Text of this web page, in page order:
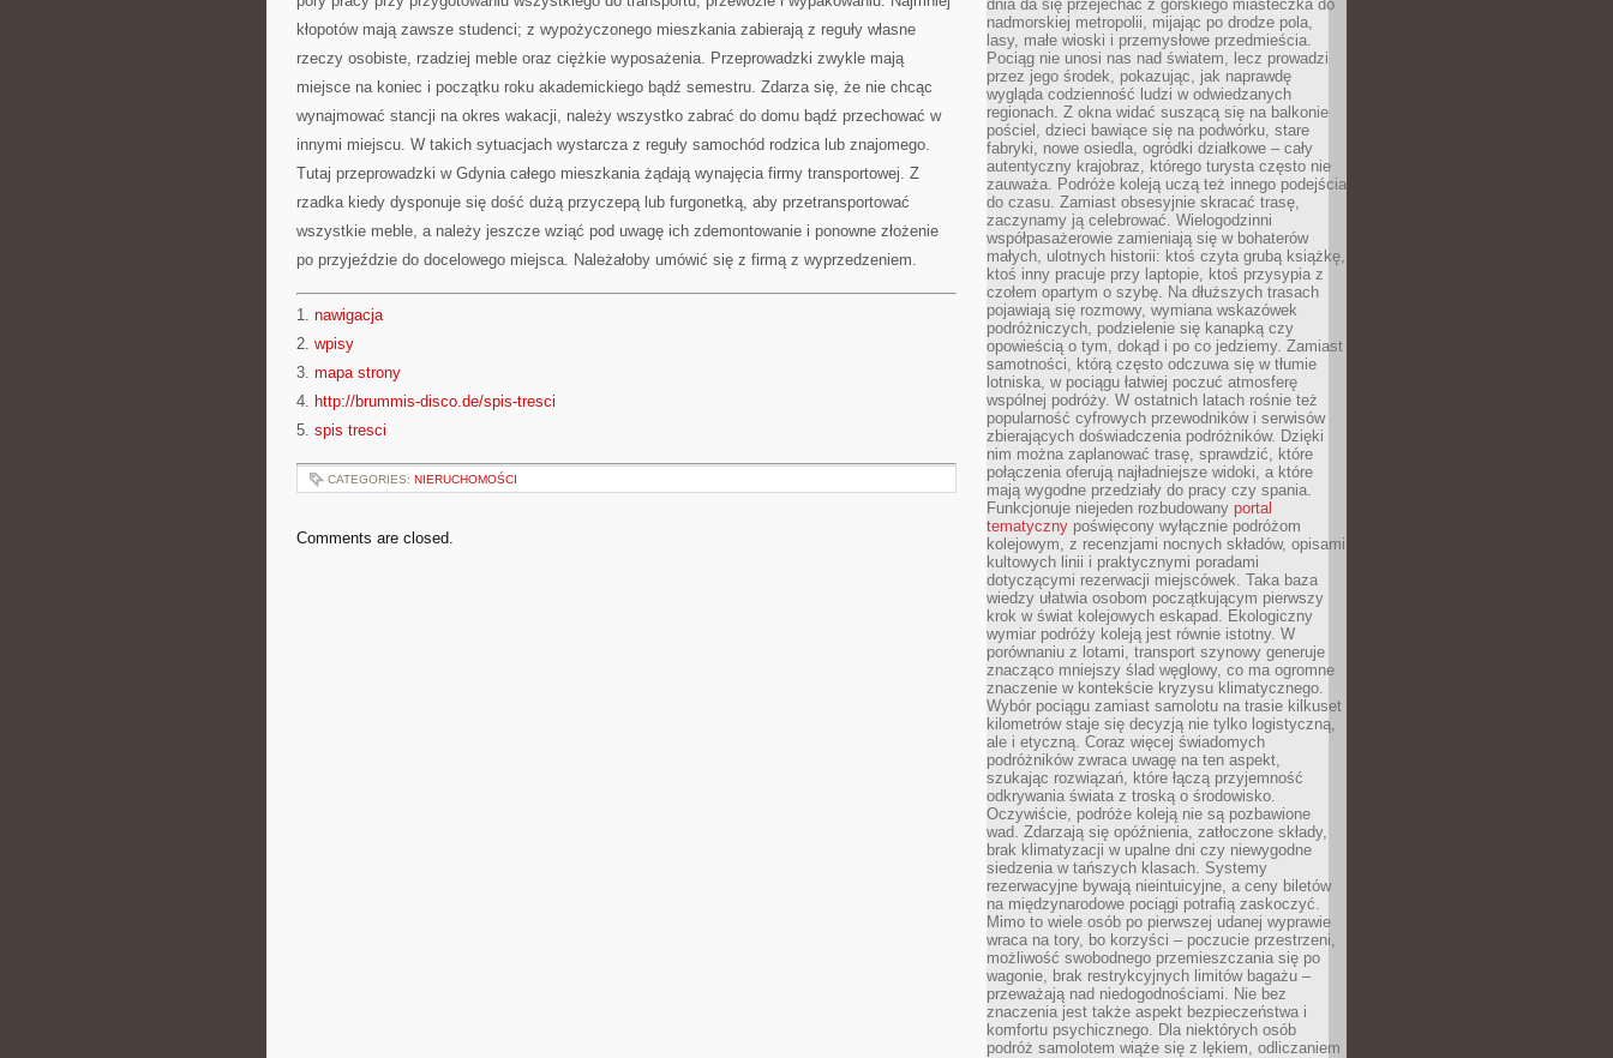
kłopotów mają zawsze studenci; z wypożyczonego mieszkania zabierają z reguły własne
rzeczy osobiste, rzadziej meble oraz ciężkie wyposażenia. Przeprowadzki zwykle mają
miejsce na koniec i początku roku akademickiego bądź semestru. Zdarza się, że nie chcąc
wynajmować stancji na okres wakacji, należy wszystko zabrać do domu bądź przechować w
innymi miejscu. W takich sytuacjach wystarcza z reguły samochód rodzica lub znajomego.
Tutaj przeprowadzki w Gdynia całego mieszkania żądają wynajęcia firmy transportowej. Z
rzadka kiedy dysponuje się dość dużą przyczepą lub furgonetką, aby przetransportować
wszystkie meble, a należy jeszcze wziąć pod uwagę ich zdemontowanie i ponowne złożenie
po przyjeździe do docelowego miejsca. Należałoby umówić się z firmą z wyprzedzeniem.
1. nawigacja
2. wpisy
3. mapa strony
4. http://brummis-disco.de/spis-tresci
5. spis tresci
CATEGORIES: NIERUCHOMOŚCI
Comments are closed.
dnia da się przejechać z górskiego miasteczka do
nadmorskiej metropolii, mijając po drodze pola,
lasy, małe wioski i przemysłowe przedmieścia.
Pociąg nie unosi nas nad światem, lecz prowadzi
przez jego środek, pokazując, jak naprawdę
wygląda codzienność ludzi w odwiedzanych
regionach. Z okna widać suszącą się na balkonie
pościel, dzieci bawiące się na podwórku, stare
fabryki, nowe osiedla, ogródki działkowe – cały
autentyczny krajobraz, którego turysta często nie
zauważa. Podróże koleją uczą też innego podejścia
do czasu. Zamiast obsesyjnie skracać trasę,
zaczynamy ją celebrować. Wielogodzinni
współpasażerowie zamieniają się w bohaterów
małych, ulotnych historii: ktoś czyta grubą książkę,
ktoś inny pracuje przy laptopie, ktoś przysypia z
czołem opartym o szybę. Na dłuższych trasach
pojawiają się rozmowy, wymiana wskazówek
podróżniczych, podzielenie się kanapką czy
opowieścią o tym, dokąd i po co jedziemy. Zamiast
samotności, którą często odczuwa się w tłumie
lotniska, w pociągu łatwiej poczuć atmosferę
wspólnej podróży. W ostatnich latach rośnie też
popularność cyfrowych przewodników i serwisów
zbierających doświadczenia podróżników. Dzięki
nim można zaplanować trasę, sprawdzić, które
połączenia oferują najładniejsze widoki, a które
mają wygodne przedziały do pracy czy spania.
Funkcjonuje niejeden rozbudowany portal
tematyczny poświęcony wyłącznie podróżom
kolejowym, z recenzjami nocnych składów, opisami
kultowych linii i praktycznymi poradami
dotyczącymi rezerwacji miejscówek. Taka baza
wiedzy ułatwia osobom początkującym pierwszy
krok w świat kolejowych eskapad. Ekologiczny
wymiar podróży koleją jest równie istotny. W
porównaniu z lotami, transport szynowy generuje
znacząco mniejszy ślad węglowy, co ma ogromne
znaczenie w kontekście kryzysu klimatycznego.
Wybór pociągu zamiast samolotu na trasie kilkuset
kilometrów staje się decyzją nie tylko logistyczną,
ale i etyczną. Coraz więcej świadomych
podróżników zwraca uwagę na ten aspekt,
szukając rozwiązań, które łączą przyjemność
odkrywania świata z troską o środowisko.
Oczywiście, podróże koleją nie są pozbawione
wad. Zdarzają się opóźnienia, zatłoczone składy,
brak klimatyzacji w upalne dni czy niewygodne
siedzenia w tańszych klasach. Systemy
rezerwacyjne bywają nieintuicyjne, a ceny biletów
na międzynarodowe pociągi potrafią zaskoczyć.
Mimo to wiele osób po pierwszej udanej wyprawie
wraca na tory, bo korzyści – poczucie przestrzeni,
możliwość swobodnego przemieszczania się po
wagonie, brak restrykcyjnych limitów bagażu –
przeważają nad niedogodnościami. Nie bez
znaczenia jest także aspekt bezpieczeństwa i
komfortu psychicznego. Dla niektórych osób
podróż samolotem wiąże się z lękiem, odliczaniem